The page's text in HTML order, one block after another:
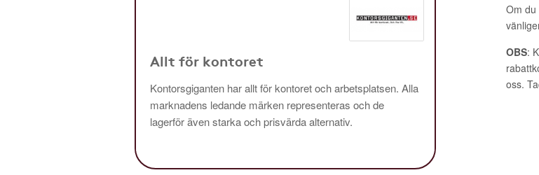
Allt för kontoret
Kontorsgiganten har allt för kontoret och arbetsplatsen. Alla
marknadens ledande märken representeras och de
lagerför även starka och prisvärda alternativ.
Om
OBS:
oss.